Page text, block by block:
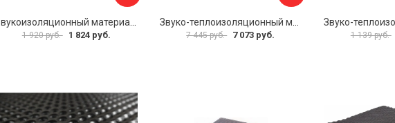
Звукоизоляционный материал Dreamcar Super Splong 10 SS-10M-S075100P1376
1 920 руб. 1 824 руб.
Звуко-теплоизоляционный материал Шумофф Комфорт 10 УТ000000298
7 445 руб. 7 073 руб. 1 139 руб.